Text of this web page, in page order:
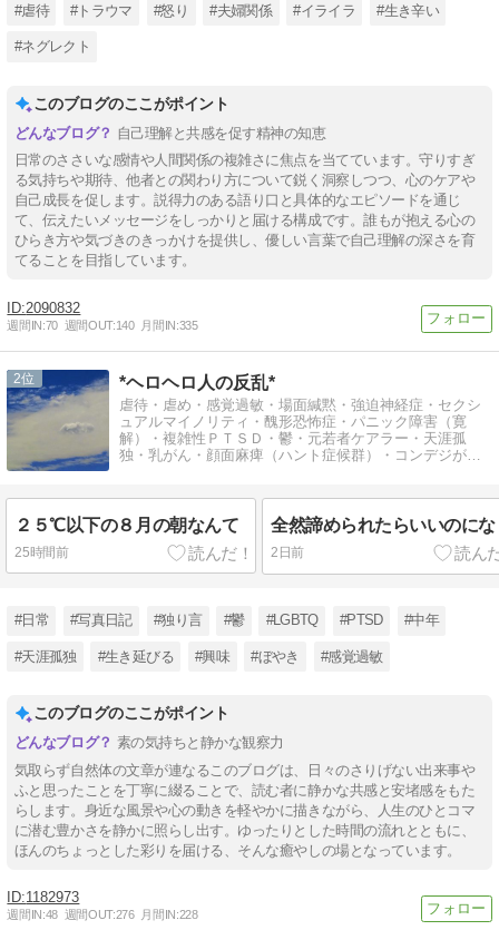
#虐待 #トラウマ #怒り #夫婦関係 #イライラ #生き辛い
#ネグレクト
このブログのここがポイント
自己理解と共感を促す精神の知恵
日常のささいな感情や人間関係の複雑さに焦点を当てています。守りすぎ
る気持ちや期待、他者との関わり方について鋭く洞察しつつ、心のケアや
自己成長を促します。説得力のある語り口と具体的なエピソードを通じ
て、伝えたいメッセージをしっかりと届ける構成です。誰もが抱える心の
ひらき方や気づきのきっかけを提供し、優しい言葉で自己理解の深さを育
てることを目指しています。
2090832
週間IN:70 週間OUT:140 月間IN:335
2 *ヘロヘロ人の反乱*
虐待・虐め・感覚過敏・場面緘黙・強迫神経症・セクシ
ュアルマイノリティ・醜形恐怖症・パニック障害（寛
解）・複雑性ＰＴＳＤ・鬱・元若者ケアラー・天涯孤
独・乳がん・顔面麻痺（ハント症候群）・コンデジが相
２５℃以下の８月の朝なんて
25時間前
全然諦められたらいいのにな
2日前
#日常 #写真日記 #独り言 #鬱 #LGBTQ #PTSD #中年
#天涯孤独 #生き延びる #興味 #ぼやき #感覚過敏
このブログのここがポイント
素の気持ちと静かな観察力
気取らず自然体の文章が連なるこのブログは、日々のさりげない出来事や
ふと思ったことを丁寧に綴ることで、読む者に静かな共感と安堵感をもた
らします。身近な風景や心の動きを軽やかに描きながら、人生のひとコマ
に潜む豊かさを静かに照らし出す。ゆったりとした時間の流れとともに、
ほんのちょっとした彩りを届ける、そんな癒やしの場となっています。
1182973
週間IN:48 週間OUT:276 月間IN:228